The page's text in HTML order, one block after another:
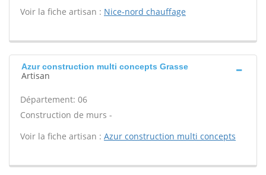
Voir la fiche artisan : Nice-nord chauffage
Azur construction multi concepts Grasse
Artisan
Département: 06
Construction de murs -
Voir la fiche artisan : Azur construction multi concepts